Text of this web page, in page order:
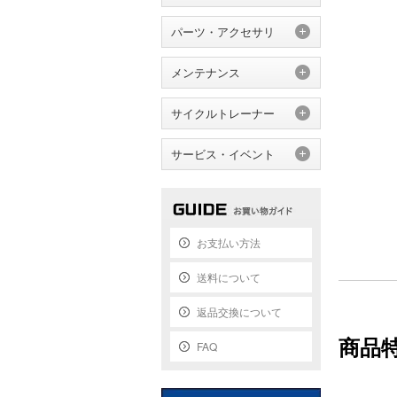
商品
パーツ・アクセサリ
メンテナンス
サイクルトレーナー
サービス・イベント
お支払い方法
送料について
返品交換について
FAQ